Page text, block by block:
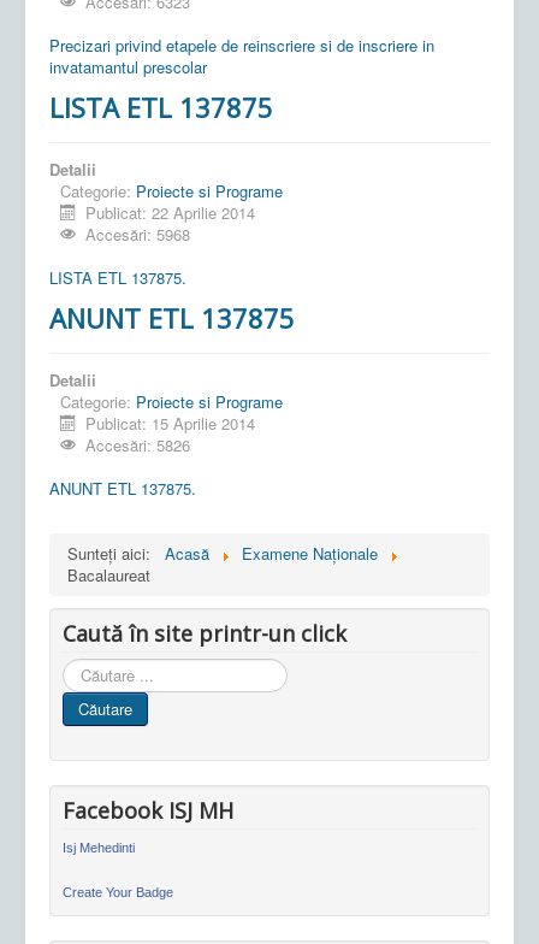
Precizari privind etapele de reinscriere si de inscriere in
invatamantul prescolar
LISTA ETL 137875
Detalii
Categorie: Proiecte si Programe
Publicat: 22 Aprilie 2014
Accesări: 5968
LISTA ETL 137875.
ANUNT ETL 137875
Detalii
Categorie: Proiecte si Programe
Publicat: 15 Aprilie 2014
Accesări: 5826
ANUNT ETL 137875.
Sunteți aici: Acasă
Examene Naționale
Bacalaureat
Caută în site printr-un click
Cauta
in
site
Căutare
Facebook ISJ MH
Isj Mehedinti
Create Your Badge